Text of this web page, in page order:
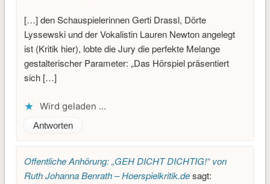
[…] den Schauspielerinnen Gerti Drassl, Dörte
Lyssewski und der Vokalistin Lauren Newton angelegt
ist (Kritik hier), lobte die Jury die perfekte Melange
gestalterischer Parameter: „Das Hörspiel präsentiert
sich […]
Wird geladen …
Antworten
Offentliche Anhörung: „GEH DICHT DICHTIG!“ von
Ruth Johanna Benrath – Hoerspielkritik.desagt: